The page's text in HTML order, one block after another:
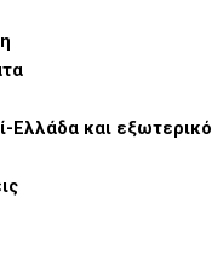
Ελλάδα και εξωτερικό